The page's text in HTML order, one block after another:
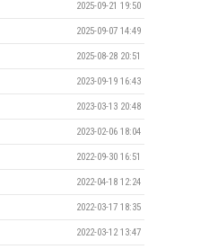
2025-09-21 19:50
2025-09-07 14:49
2025-08-28 20:51
2023-09-19 16:43
2023-03-13 20:48
2023-02-06 18:04
2022-09-30 16:51
2022-04-18 12:24
2022-03-17 18:35
2022-03-12 13:47